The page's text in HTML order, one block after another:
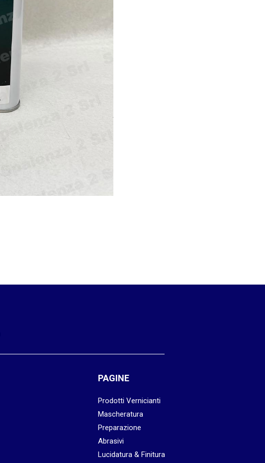
PAGINE
Prodotti Vernicianti
Mascheratura
Preparazione
Abrasivi
Lucidatura & Finitura